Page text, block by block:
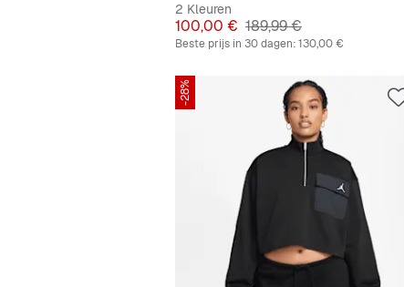
2 Kleuren
Prijs
100,00 € Originele Prijs
189,99 €
Beste prijs in 30 dagen:130,00 €
-28%